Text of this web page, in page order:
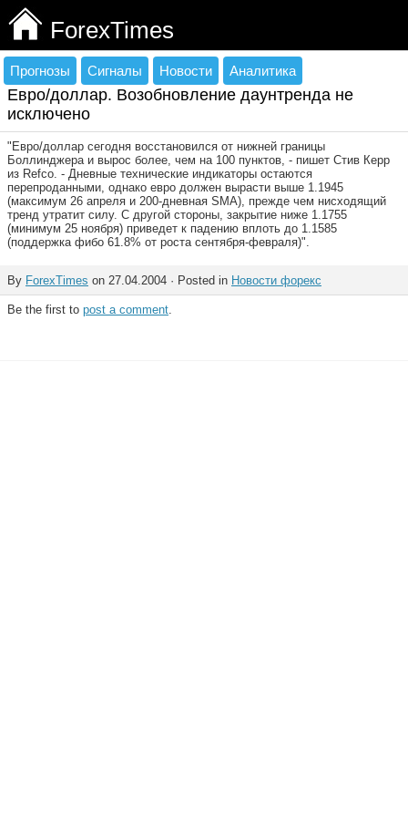
ForexTimes
Прогнозы Сигналы Новости Аналитика
Евро/доллар. Возобновление даунтренда не
исключено
"Евро/доллар сегодня восстановился от нижней границы
Боллинджера и вырос более, чем на 100 пунктов, - пишет Стив Керр
из Refco. - Дневные технические индикаторы остаются
перепроданными, однако евро должен вырасти выше 1.1945
(максимум 26 апреля и 200-дневная SMA), прежде чем нисходящий
тренд утратит силу. С другой стороны, закрытие ниже 1.1755
(минимум 25 ноября) приведет к падению вплоть до 1.1585
(поддержка фибо 61.8% от роста сентября-февраля)".
By ForexTimes on 27.04.2004 · Posted in Новости форекс
Be the first to post a comment.